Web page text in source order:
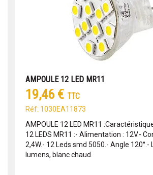
AMPOULE 12 LED MR11
19,46 € TTC
Réf: 1030EA11873
AMPOULE 12 LED MR11
12 LEDS MR11 :- Alimentation : 12V.-
2,4W.- 12 Leds smd 5050.- Angle
lumens, blanc chaud.